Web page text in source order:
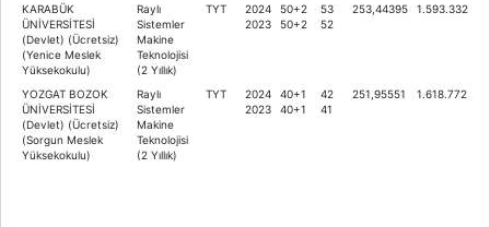
KARABÜK
ÜNİVERSİTESİ
(Devlet) (Ücretsiz)
(Yenice Meslek
Yüksekokulu)
Raylı
Sistemler
Makine
Teknolojisi
(2 Yıllık)
TYT
2024
2023
50+2
50+2
53
52
253,44395 1.593.332
YOZGAT BOZOK
ÜNİVERSİTESİ
(Devlet) (Ücretsiz)
(Sorgun Meslek
Yüksekokulu)
Raylı
Sistemler
Makine
Teknolojisi
(2 Yıllık)
TYT
2024
2023
40+1
40+1
42
41
251,95551 1.618.772